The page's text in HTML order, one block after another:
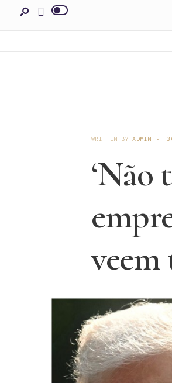
WRITTEN BYADMIN •
‘Não
veem